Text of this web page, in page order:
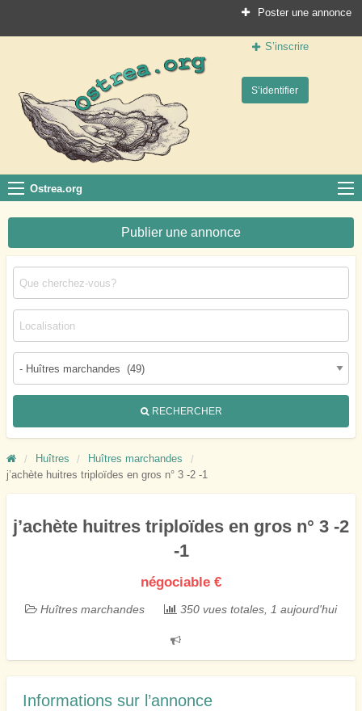
Poster une annonce
S’inscrire
S’identifier
Ostrea.org
Le site des professionnels de la conchyliculture
Ostrea.org
Publier une annonce
RECHERCHER
Huîtres
Huîtres marchandes
j’achète huitres triploïdes en gros n° 3 -2 -1
j’achète huitres triploïdes en gros n° 3 -2
-1
négociable €
Huîtres marchandes 350 vues totales, 1 aujourd'hui
Signaler
un
problème
Informations sur l’annonce